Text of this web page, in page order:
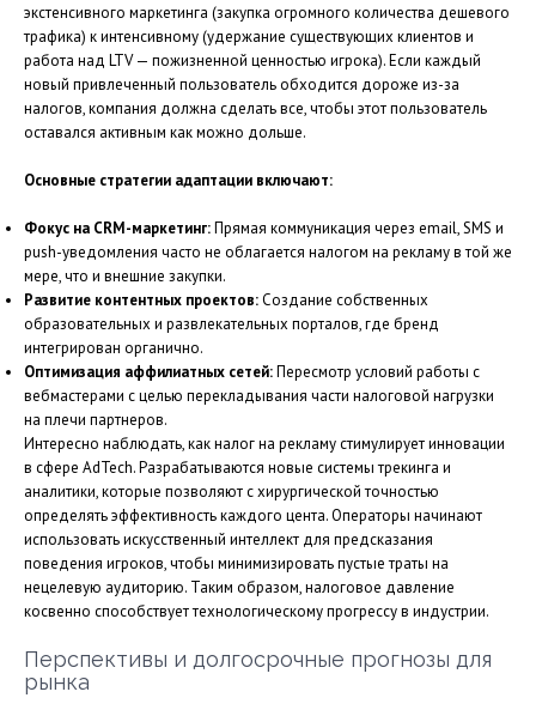
экстенсивного маркетинга (закупка огромного количества дешевого
трафика) к интенсивному (удержание существующих клиентов и
работа над LTV — пожизненной ценностью игрока). Если каждый
новый привлеченный пользователь обходится дороже из-за
налогов, компания должна сделать все, чтобы этот пользователь
оставался активным как можно дольше.
Основные стратегии адаптации включают:
Фокус на CRM-маркетинг:Прямая коммуникация через email, SMS и
push-уведомления часто не облагается налогом на рекламу в той же
мере, что и внешние закупки.
Развитие контентных проектов:Создание собственных
образовательных и развлекательных порталов, где бренд
интегрирован органично.
Оптимизация аффилиатных сетей:Пересмотр условий работы с
вебмастерами с целью перекладывания части налоговой нагрузки
на плечи партнеров.
Интересно наблюдать, как налог на рекламу стимулирует инновации
в сфере AdTech. Разрабатываются новые системы трекинга и
аналитики, которые позволяют с хирургической точностью
определять эффективность каждого цента. Операторы начинают
использовать искусственный интеллект для предсказания
поведения игроков, чтобы минимизировать пустые траты на
нецелевую аудиторию. Таким образом, налоговое давление
косвенно способствует технологическому прогрессу в индустрии.
Перспективы и долгосрочные прогнозы для
рынка